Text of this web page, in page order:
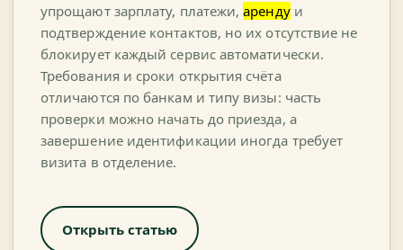
упрощают зарплату, платежи,арендуи
подтверждение контактов, но их отсутствие не
блокирует каждый сервис автоматически.
Требования и сроки открытия счёта
отличаются по банкам и типу визы: часть
проверки можно начать до приезда, а
завершение идентификации иногда требует
визита в отделение.
Открыть статью